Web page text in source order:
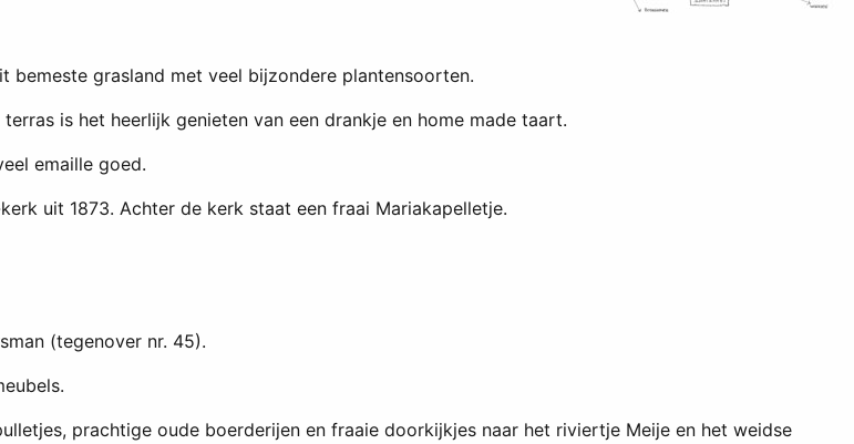
bemeste grasland met veel bijzondere plantensoorten.
is het heerlijk genieten van een drankje en home made taart.
emaille goed.
uit 1873. Achter de kerk staat een fraai Mariakapelletje.
(tegenover nr. 45).
prachtige oude boerderijen en fraaie doorkijkjes naar het riviertje Meije en het weidse